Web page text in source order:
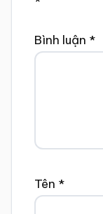
Bình luận *
Tên *